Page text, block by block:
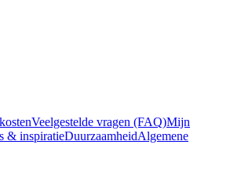
Veelgestelde vragen (FAQ)Mijn
& inspiratieDuurzaamheidAlgemene